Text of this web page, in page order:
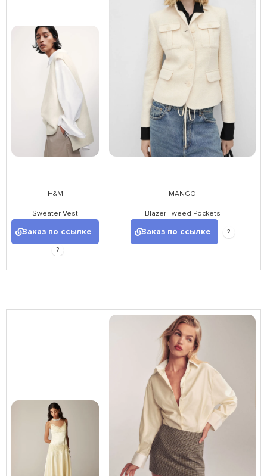
H&M
Sweater Vest
Заказ по ссылке
?
MANGO
Blazer Tweed Pockets
Заказ по ссылке ?